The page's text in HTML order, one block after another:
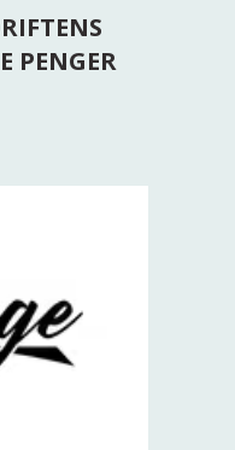
PENGER